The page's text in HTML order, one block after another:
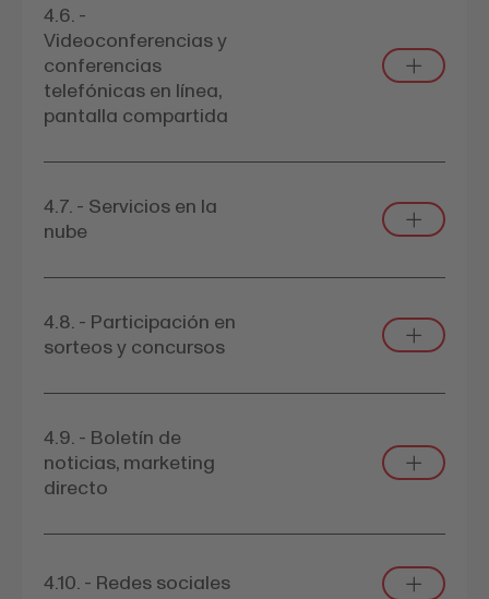
4.6. -
Videoconferencias y
conferencias
telefónicas en línea,
pantalla compartida
4.7. - Servicios en la
nube
4.8. - Participación en
sorteos y concursos
4.9. - Boletín de
noticias, marketing
directo
4.10. - Redes sociales